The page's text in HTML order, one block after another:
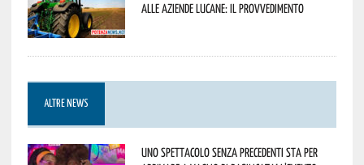
alle aziende lucane: il provvedimento
ALTRE NEWS
Uno spettacolo senza precedenti sta per